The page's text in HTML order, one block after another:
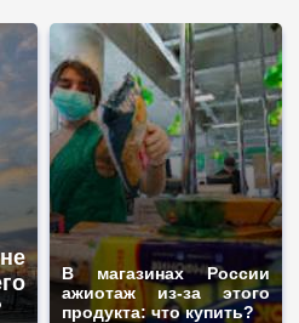
В магазинах России
ажиотаж из-за этого
продукта: что купить?